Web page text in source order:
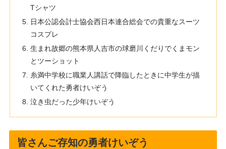
Tシャツ
日本公認会計士協会西日本連合総会での貴重なスーツ
コスプレ
生まれ故郷の熊本県人吉市の球磨川くだりでくまモン
とツーショット
糸満中学校に職業人講話で降臨したときに中学生が描
いてくれた勇者けいぞう
泣き虫だった少年けいぞう
皆さんご存知の勇者けいぞう